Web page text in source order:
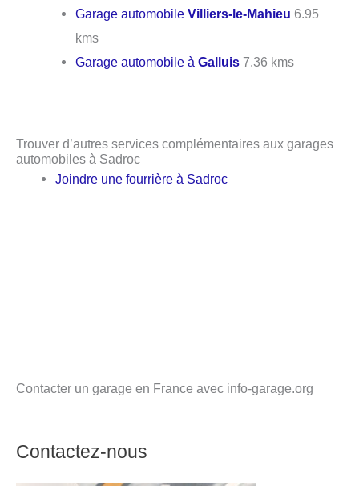
Garage automobileVilliers-le-Mahieu 6.95
kms
Garage automobile àGalluis 7.36 kms
Trouver d’autres services complémentaires aux garages
automobiles à Sadroc
Joindre une fourrière à Sadroc
Contacter un garage en France avec info-garage.org
Contactez-nous